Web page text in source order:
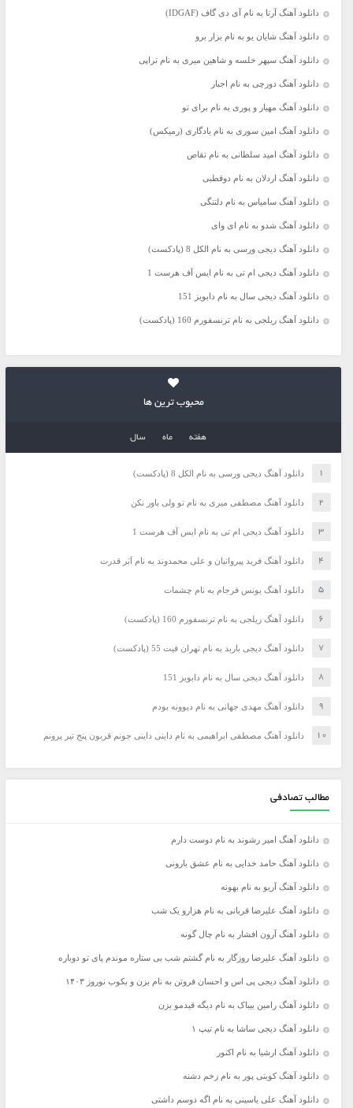
دانلود آهنگ آرتا به نام آی دی گاف (IDGAF)
دانلود آهنگ شایان یو به نام بزار برو
دانلود آهنگ سپهر خلسه و شاهین میری به نام تراپی
دانلود آهنگ دورچی به نام اجبار
دانلود آهنگ مهیار و پوری به نام برای تو
دانلود آهنگ امین سوری به نام یادگاری (رمیکس)
دانلود آهنگ امید سلطانی به نام تقاص
دانلود آهنگ اردلان به نام دوقطبی
دانلود آهنگ سامیاس به نام دلتنگی
دانلود آهنگ شدو به نام ای وای
دانلود آهنگ دیجی ورسی به نام الکل 8 (پادکست)
دانلود آهنگ دیجی ام تی به نام ایس آف هرست 1
دانلود آهنگ دیجی سال به نام دابویز 151
دانلود آهنگ ریلجی به نام ترنسفورم 160 (پادکست)
محبوب ترین ها
هفته ماه سال
دانلود آهنگ دیجی ورسی به نام الکل 8 (پادکست)
دانلود آهنگ مصطفی میری به نام تو ولی باور نکن
دانلود آهنگ دیجی ام تی به نام ایس آف هرست 1
دانلود آهنگ فرید پیروانیان و علی محمدوند به نام اَبَر قدرت
دانلود آهنگ یونس فرجام به نام چشمات
دانلود آهنگ ریلجی به نام ترنسفورم 160 (پادکست)
دانلود آهنگ دیجی باربد به نام تهران فیت 55 (پادکست)
دانلود آهنگ دیجی سال به نام دابویز 151
دانلود آهنگ مهدی جهانی به نام دیوونه بودم
دانلود آهنگ مصطفی ابراهیمی به نام داینی داینی جونم قربون پنج تیر پرونم
مطالب تصادفی
دانلود آهنگ امیر رشوند به نام دوست دارم
دانلود آهنگ حامد خدایی به نام عشق بارونی
دانلود آهنگ آریو به نام بهونه
دانلود آهنگ علیرضا قربانی به نام هزارو یک شب
دانلود آهنگ آرون افشار به نام چال گونه
دانلود آهنگ علیرضا روزگار به نام گشتم شب بی ستاره موندم پای تو دوباره
دانلود آهنگ دیجی پی اس و احسان فروتن به نام بزن و بکوب نوروز ۱۴۰۳
دانلود آهنگ رامین بیباک به نام دیگه قیدمو بزن
دانلود آهنگ دیجی ساشا به نام تیپ ۱
دانلود آهنگ ارشیا به نام اکتور
دانلود آهنگ کویتی پور به نام زخم دشنه
دانلود آهنگ علی یاسینی به نام اگه دوسم داشتی